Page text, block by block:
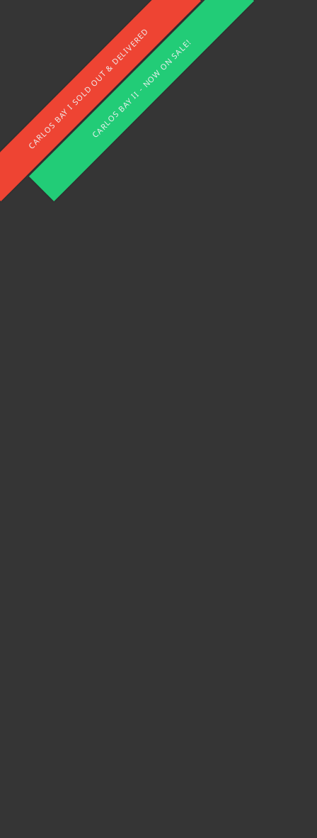
CARLOS BAY I SOLD OUT & DELIVERED
CARLOS BAY II - NOW ON SALE!